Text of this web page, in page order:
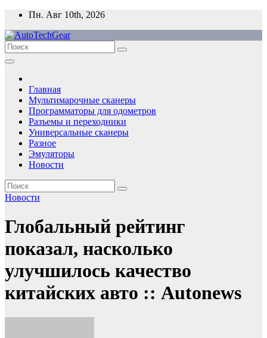
Перейти
содержимому
Пн. Авг 10th, 2026
Главная
Мультимарочные сканеры
Программаторы для одометров
Разъемы и переходники
Универсальные сканеры
Разное
Эмуляторы
Новости
Новости
Глобальный рейтинг
показал, насколько
улучшилось качество
китайских авто :: Autonews